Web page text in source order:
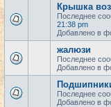
Крышка
Последнее
21:38 pm
Добавлено в
жалюзи
Последнее
Добавлено в
Последнее
Добавлено в